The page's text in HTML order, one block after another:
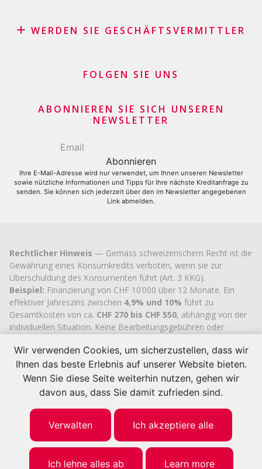
Schweiz
Darlehenskonsolidierung
Kreditkartenantrag
WERDEN SIE GESCHÄFTSVERMITTLER
Geschäftsvermittler Händler und Kaufleute
FOLGEN SIE UNS
ABONNIEREN SIE SICH UNSEREN
NEWSLETTER
Ihre E-Mail-Adresse wird nur verwendet, um Ihnen unseren Newsletter
sowie nützliche Informationen und Tipps für Ihre nächste Kreditanfrage zu
senden. Sie können sich jederzeit über den im Newsletter angegebenen
Link abmelden.
Rechtlicher Hinweis — Gemäss schweizerischem Recht ist die
Gewährung eines Konsumkredits verboten, wenn sie zur
Überschuldung des Konsumenten führt (Art. 3 KKG).
Beispiel: Finanzierung von CHF 10’000 über 12 Monate. Ein
effektiver Jahreszins zwischen 4,9% und 10% führt zu
Gesamtkosten von ca. CHF 270 bis CHF 550, abhängig von der
individuellen Situation. Keine Bearbeitungsgebühren oder
Cashflex MultiCredit GmbH , seit 2007 im Handelsregister des
Kantons Zug eingetragen (UIDCHE-113.592.711), verfügt über
die offizielle kantonale Bewilligung zur Vermittlung von
Konsumkrediten.
© 2026 | Cashflex MultiKredit GmbH
Wir verwenden Cookies, um sicherzustellen, dass wir
Ihnen das beste Erlebnis auf unserer Website bieten.
Wenn Sie diese Seite weiterhin nutzen, gehen wir
davon aus, dass Sie damit zufrieden sind.
Verwalten Ich akzeptiere alle
Ich lehne alles ab Learn more